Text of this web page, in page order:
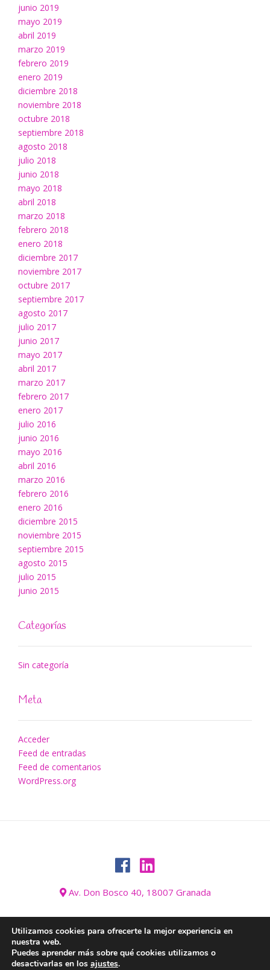
junio 2019
mayo 2019
abril 2019
marzo 2019
febrero 2019
enero 2019
diciembre 2018
noviembre 2018
octubre 2018
septiembre 2018
agosto 2018
julio 2018
junio 2018
mayo 2018
abril 2018
marzo 2018
febrero 2018
enero 2018
diciembre 2017
noviembre 2017
octubre 2017
septiembre 2017
agosto 2017
julio 2017
junio 2017
mayo 2017
abril 2017
marzo 2017
febrero 2017
enero 2017
julio 2016
junio 2016
mayo 2016
abril 2016
marzo 2016
febrero 2016
enero 2016
diciembre 2015
noviembre 2015
septiembre 2015
agosto 2015
julio 2015
junio 2015
Categorías
Sin categoría
Meta
Acceder
Feed de entradas
Feed de comentarios
WordPress.org
Av. Don Bosco 40, 18007 Granada
AVISO LEGAL
HOGAR
INFORMACIÓN SOBRE COOKIES
Utilizamos cookies para ofrecerte la mejor experiencia en
nuestra web.
Puedes aprender más sobre qué cookies utilizamos o
desactivarlas en los ajustes.